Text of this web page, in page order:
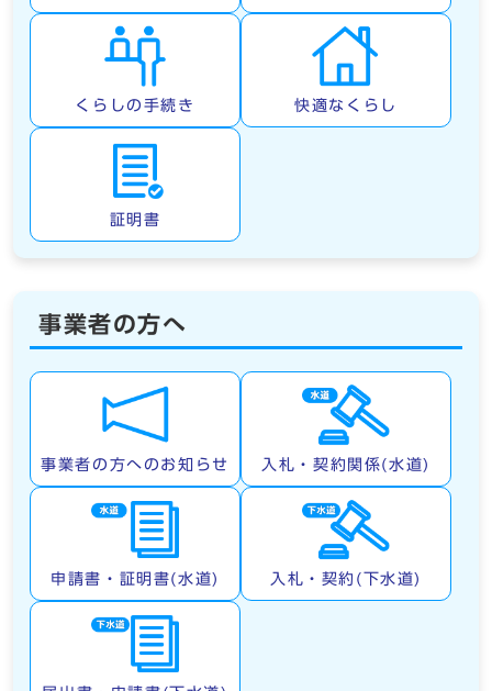
くらしの手続き 快適なくらし
証明書
事業者の方へ
事業者の方へのお知らせ 入札・契約関係(水道)
申請書・証明書(水道) 入札・契約(下水道)